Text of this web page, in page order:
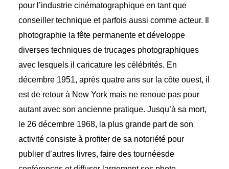
pour l’industrie cinématographique en tant que
conseiller technique et parfois aussi comme acteur. Il
photographie la fête permanente et développe
diverses techniques de trucages photographiques
avec lesquels il caricature les célébrités. En
décembre 1951, après quatre ans sur la côte ouest, il
est de retour à New York mais ne renoue pas pour
autant avec son ancienne pratique. Jusqu’à sa mort,
le 26 décembre 1968, la plus grande part de son
activité consiste à profiter de sa notoriété pour
publier d’autres livres, faire des tournéesde